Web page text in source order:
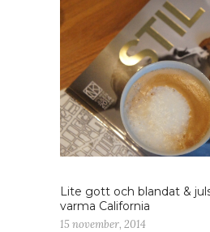
Lite gott och blandat &
varma California
15 november, 2014